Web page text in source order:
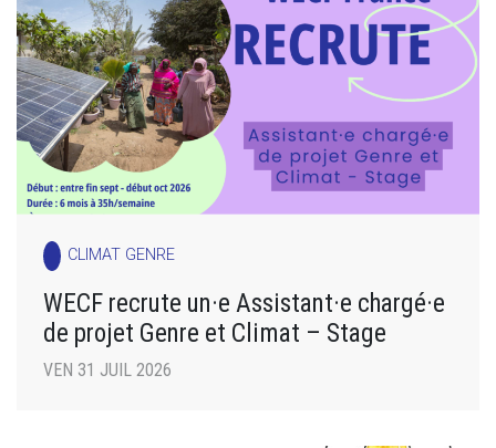
CLIMAT GENRE
WECF recrute un·e Assistant·e chargé·e
de projet Genre et Climat – Stage
VEN 31 JUIL 2026